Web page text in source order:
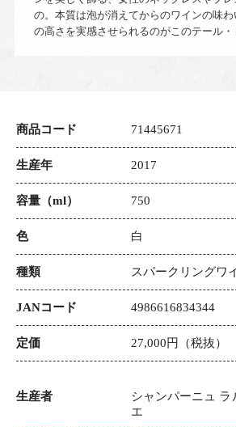
の。本質は泡が消えてからのワインの味
の高さを実感させられるのがこのテール・
商品コード 71445671
生産年 2017
容量（ml） 750
色 白
種類 スパークリングワ
JANコード 4986616834344
定価 27,000円（税抜）
生産者
シャンパーニュ ラ
エ